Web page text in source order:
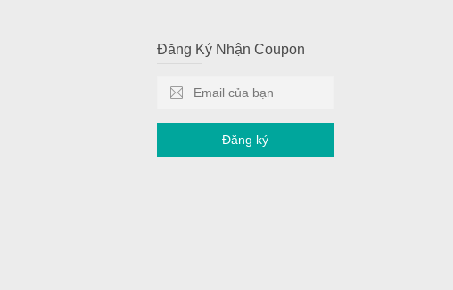
Đăng Ký Nhận Coupon
Đăng ký